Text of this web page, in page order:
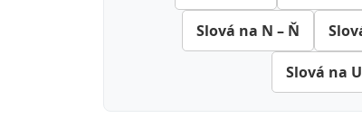
Slová na N – Ň
Slová na